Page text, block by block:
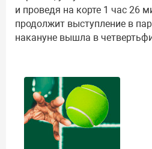
и проведя на корте 1 час 26
продолжит выступление в
накануне вышла в